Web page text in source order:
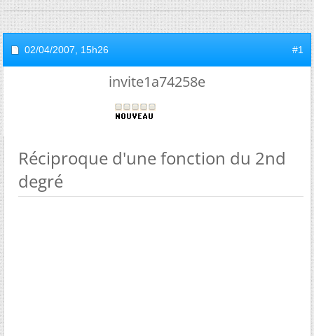
02/04/2007, 15h26 #1
invite1a74258e
Réciproque d'une fonction du 2nd
degré